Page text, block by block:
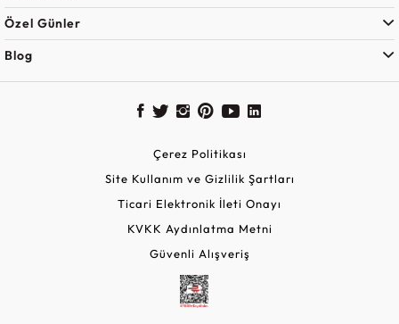
Özel Günler
Blog
Çerez Politikası
Site Kullanım ve Gizlilik Şartları
Ticari Elektronik İleti Onayı
KVKK Aydınlatma Metni
Güvenli Alışveriş